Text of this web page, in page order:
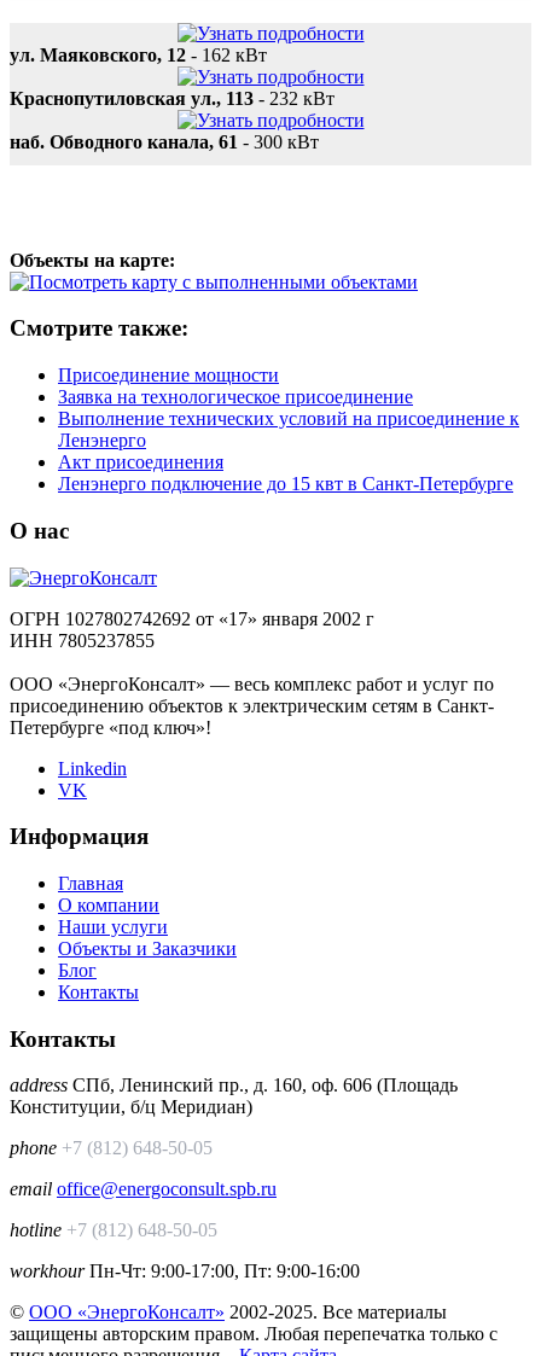
ул. Маяковского, 12 - 162 кВт
Краснопутиловская ул., 113 - 232 кВт
наб. Обводного канала, 61 - 300 кВт
Объекты на карте:
Смотрите также:
Присоединение мощности
Заявка на технологическое присоединение
Выполнение технических условий на присоединение к
Ленэнерго
Акт присоединения
Ленэнерго подключение до 15 квт в Санкт-Петербурге
О нас
ОГРН 1027802742692 от «17» января 2002 г
ИНН 7805237855
ООО «ЭнергоКонсалт» — весь комплекс работ и услуг по
присоединению объектов к электрическим сетям в Санкт-
Петербурге «под ключ»!
Linkedin
VK
Информация
Главная
О компании
Наши услуги
Объекты и Заказчики
Блог
Контакты
Контакты
address СПб, Ленинский пр., д. 160, оф. 606 (Площадь
Конституции, б/ц Меридиан)
phone +7 (812) 648-50-05
email office@energoconsult.spb.ru
hotline +7 (812) 648-50-05
workhourПн-Чт: 9:00-17:00, Пт: 9:00-16:00
© ООО «ЭнергоКонсалт» 2002-2025. Все материалы
защищены авторским правом. Любая перепечатка только с